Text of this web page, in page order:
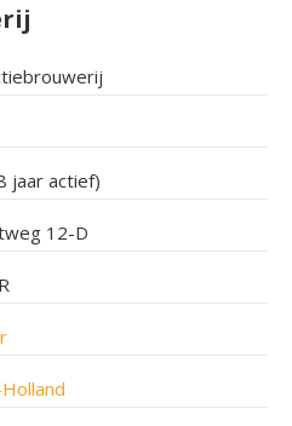
jaar actief)
12-D